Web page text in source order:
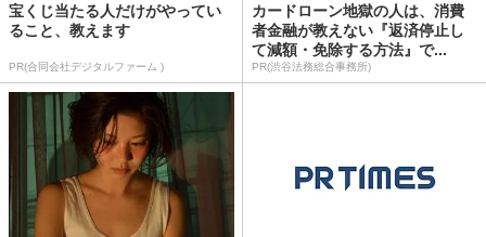
宝くじ当たる人だけがやってい
ること、教えます
PR(合同会社デジタルファーム )
カードローン地獄の人は、消費
者金融が教えない『返済停止し
て減額・免除する方法』で...
PR(渋谷法務総合事務所)